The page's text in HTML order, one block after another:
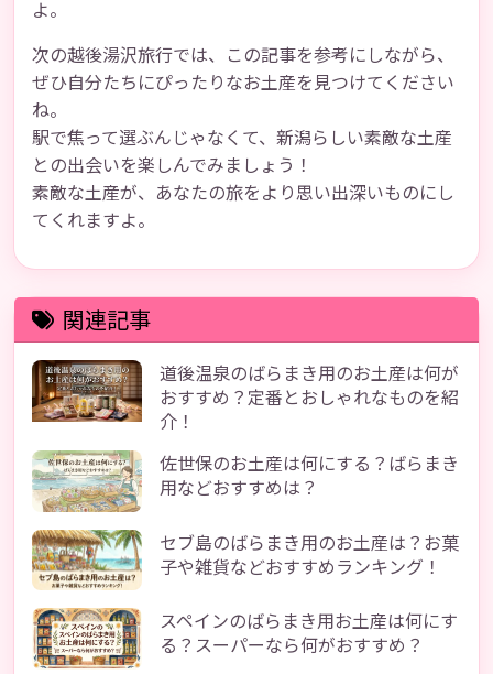
よ。
次の越後湯沢旅行では、この記事を参考にしながら、
ぜひ自分たちにぴったりなお土産を見つけてください
ね。
駅で焦って選ぶんじゃなくて、新潟らしい素敵な土産
との出会いを楽しんでみましょう！
素敵な土産が、あなたの旅をより思い出深いものにし
てくれますよ。
関連記事
道後温泉のばらまき用のお土産は何が
おすすめ？定番とおしゃれなものを紹
介！
佐世保のお土産は何にする？ばらまき
用などおすすめは？
セブ島のばらまき用のお土産は？お菓
子や雑貨などおすすめランキング！
スペインのばらまき用お土産は何にす
る？スーパーなら何がおすすめ？